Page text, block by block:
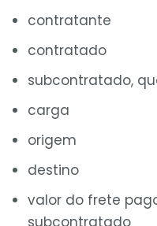
contratante
contratado
subcontratado,
carga
origem
destino
valor do frete
subcontratado